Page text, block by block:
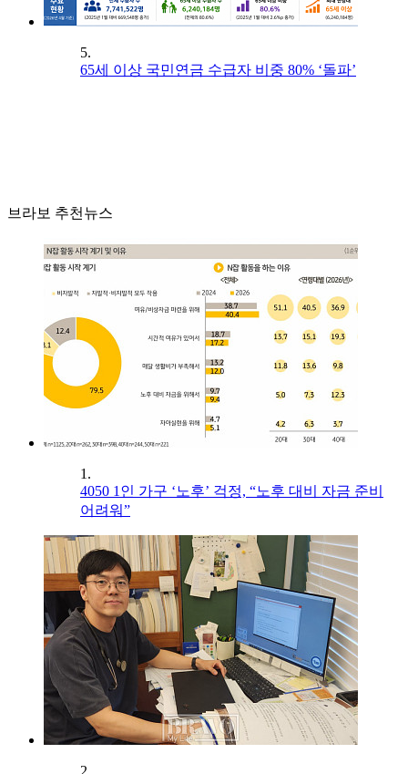
5.
65세 이상 국민연금 수급자 비중 80% ‘돌파’
브라보 추천뉴스
1.
4050 1인 가구 ‘노후’ 걱정, “노후 대비 자금 준비
어려워”